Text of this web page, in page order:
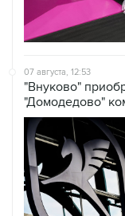
07 августа, 12:53
"Внуково"
"Домодедово"